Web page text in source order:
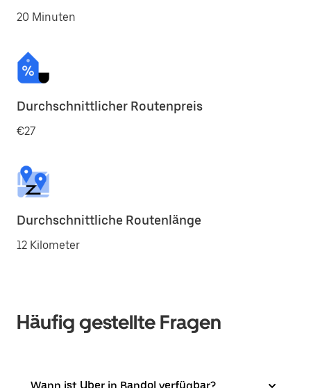
20 Minuten
Durchschnittlicher Routenpreis
€27
Durchschnittliche Routenlänge
12 Kilometer
Häufig gestellte Fragen